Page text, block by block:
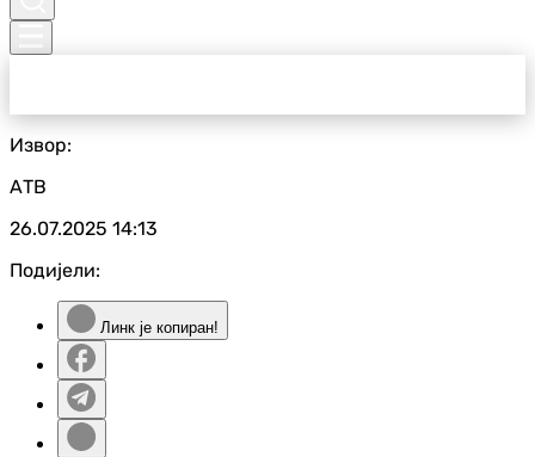
Извор:
АТВ
26.07.2025 14:13
Подијели:
Линк је копиран!